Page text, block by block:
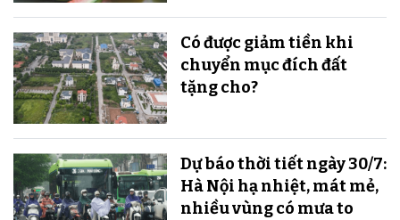
Có được giảm tiền khi
chuyển mục đích đất
tặng cho?
Dự báo thời tiết ngày 30/7:
Hà Nội hạ nhiệt, mát mẻ,
nhiều vùng có mưa to